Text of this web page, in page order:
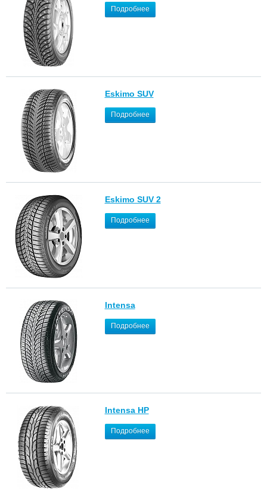
Подробнее
Eskimo SUV
Подробнее
Eskimo SUV 2
Подробнее
Intensa
Подробнее
Intensa HP
Подробнее